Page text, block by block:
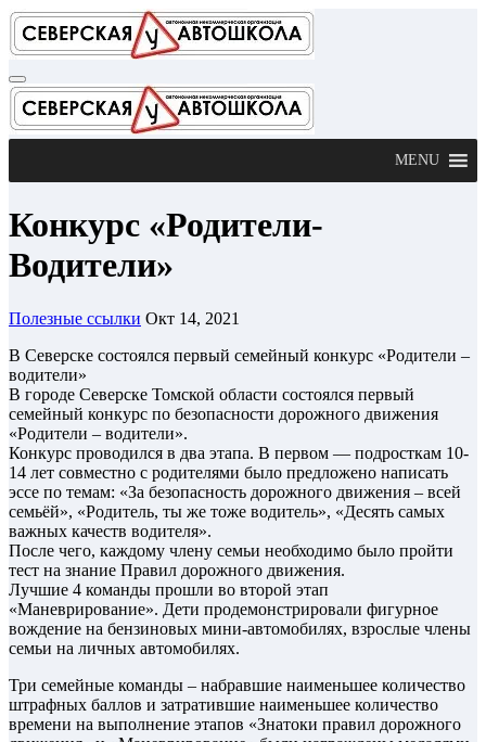
Перейти
содержимому
MENU
Конкурс «Родители-
Водители»
Полезные ссылки Окт 14, 2021
В Северске состоялся первый семейный конкурс «Родители –
водители»
В городе Северске Томской области состоялся первый
семейный конкурс по безопасности дорожного движения
«Родители – водители».
Конкурс проводился в два этапа. В первом — подросткам 10-
14 лет совместно с родителями было предложено написать
эссе по темам: «За безопасность дорожного движения – всей
семьёй», «Родитель, ты же тоже водитель», «Десять самых
важных качеств водителя».
После чего, каждому члену семьи необходимо было пройти
тест на знание Правил дорожного движения.
Лучшие 4 команды прошли во второй этап
«Маневрирование». Дети продемонстрировали фигурное
вождение на бензиновых мини-автомобилях, взрослые члены
семьи на личных автомобилях.
Три семейные команды – набравшие наименьшее количество
штрафных баллов и затратившие наименьшее количество
времени на выполнение этапов «Знатоки правил дорожного